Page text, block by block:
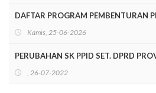
DAFTAR PROGRAM PEMBENTURAN
Kamis, 25-06-2026
PERUBAHAN SK PPID SET. DPRD
, 26-07-2022